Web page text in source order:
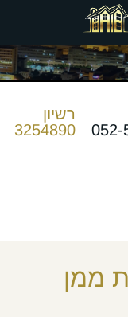
052-
רשיון
3254890
ממן